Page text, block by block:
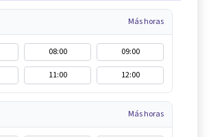
Más horas
08:00
09:00
11:00 12:00
Más horas